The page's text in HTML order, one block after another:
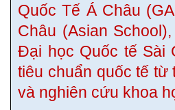
Quốc Tế Á Châu
Châu (Asian
Đại học Quốc tế Sài
tiêu chuẩn quốc tế từ
và nghiên cứu khoa